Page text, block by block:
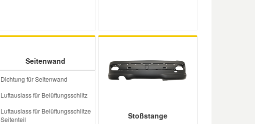
Seitenwand
Dichtung für Seitenwand
Luftauslass für Belüftungsschlitz
Luftauslass für Belüftungsschlitze
Seitenteil
Stoßstange